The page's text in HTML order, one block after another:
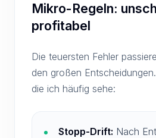
Mikro-Regeln:
profitabel
Die teuersten Fehler
den großen
die ich häufig sehe:
Stopp-Drift: Nach